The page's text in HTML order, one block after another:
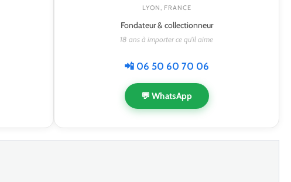
LYON, FRANCE
Fondateur & collectionneur
18 ans à importer ce qu'il aime
📲 06 50 60 70 06
💬 WhatsApp